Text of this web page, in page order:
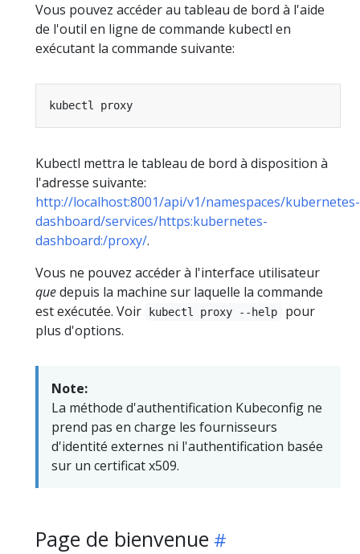
Vous pouvez accéder au tableau de bord à l'aide
de l'outil en ligne de commande kubectl en
exécutant la commande suivante:
Kubectl mettra le tableau de bord à disposition à
l'adresse suivante:
http://localhost:8001/api/v1/namespaces/kubernetes-
dashboard/services/https:kubernetes-
dashboard:/proxy/.
Vous ne pouvez accéder à l'interface utilisateur
quedepuis la machine sur laquelle la commande
est exécutée. Voir
kubectl proxy --help
pour
plus d'options.
Note:
La méthode d'authentification Kubeconfig ne
prend pas en charge les fournisseurs
d'identité externes ni l'authentification basée
sur un certificat x509.
Page de bienvenue